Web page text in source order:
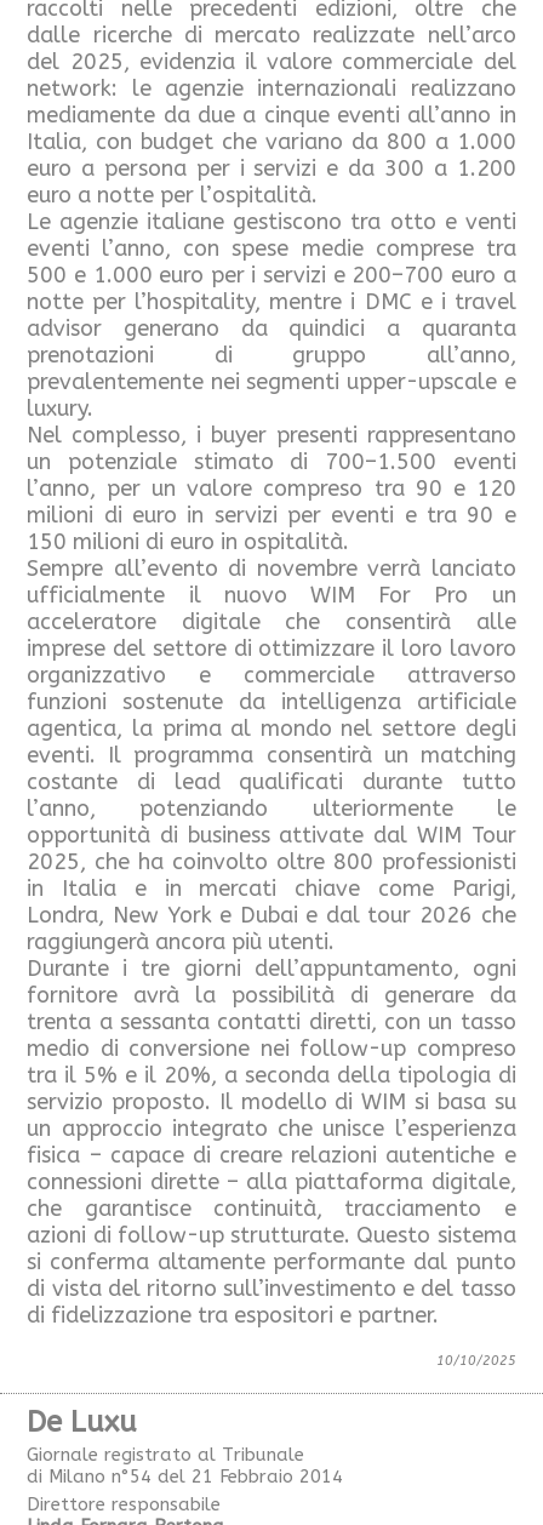
raccolti nelle precedenti edizioni, oltre che
dalle ricerche di mercato realizzate nell’arco
del 2025, evidenzia il valore commerciale del
network: le agenzie internazionali realizzano
mediamente da due a cinque eventi all’anno in
Italia, con budget che variano da 800 a 1.000
euro a persona per i servizi e da 300 a 1.200
euro a notte per l’ospitalità.
Le agenzie italiane gestiscono tra otto e venti
eventi l’anno, con spese medie comprese tra
500 e 1.000 euro per i servizi e 200–700 euro a
notte per l’hospitality, mentre i DMC e i travel
advisor generano da quindici a quaranta
prenotazioni di gruppo all’anno,
prevalentemente nei segmenti upper-upscale e
luxury.
Nel complesso, i buyer presenti rappresentano
un potenziale stimato di 700–1.500 eventi
l’anno, per un valore compreso tra 90 e 120
milioni di euro in servizi per eventi e tra 90 e
150 milioni di euro in ospitalità.
Sempre all’evento di novembre verrà lanciato
ufficialmente il nuovo WIM For Pro un
acceleratore digitale che consentirà alle
imprese del settore di ottimizzare il loro lavoro
organizzativo e commerciale attraverso
funzioni sostenute da intelligenza artificiale
agentica, la prima al mondo nel settore degli
eventi. Il programma consentirà un matching
costante di lead qualificati durante tutto
l’anno, potenziando ulteriormente le
opportunità di business attivate dal WIM Tour
2025, che ha coinvolto oltre 800 professionisti
in Italia e in mercati chiave come Parigi,
Londra, New York e Dubai e dal tour 2026 che
raggiungerà ancora più utenti.
Durante i tre giorni dell’appuntamento, ogni
fornitore avrà la possibilità di generare da
trenta a sessanta contatti diretti, con un tasso
medio di conversione nei follow-up compreso
tra il 5% e il 20%, a seconda della tipologia di
servizio proposto. Il modello di WIM si basa su
un approccio integrato che unisce l’esperienza
fisica – capace di creare relazioni autentiche e
connessioni dirette – alla piattaforma digitale,
che garantisce continuità, tracciamento e
azioni di follow-up strutturate. Questo sistema
si conferma altamente performante dal punto
di vista del ritorno sull’investimento e del tasso
di fidelizzazione tra espositori e partner.
10/10/2025
De Luxu
Giornale registrato al Tribunale
di Milano n°54 del 21 Febbraio 2014
Direttore responsabile